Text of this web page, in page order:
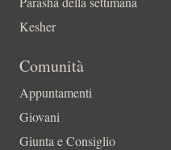
Kesher
Comunità
Appuntamenti
Giovani
Giunta e Consiglio